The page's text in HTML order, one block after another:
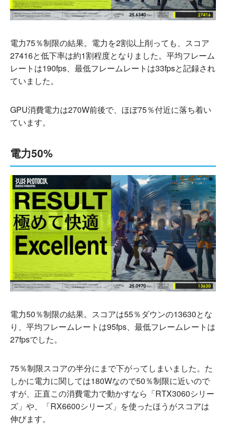
電力75％制限の結果。電力を2割以上削っても、スコア
27416と低下率は約1割程度となりました。平均フレーム
レートは190fps、最低フレームレートは33fpsと記録され
ていました。
GPU消費電力は270W前後で、ほぼ75％付近に落ち着い
ています。
電力50%
電力50％制限の結果。スコアは55％ダウンの13630とな
り、平均フレームレートは95fps、最低フレームレートは
27fpsでした。
75％制限スコアの半分にまで下がってしまいました。た
しかに電力に関しては180Wなので50％制限に近いので
すが、正直この消費電力で動かすなら「RTX3060シリー
ズ」や、「RX6600シリーズ」を使ったほうがスコアは
伸びます。